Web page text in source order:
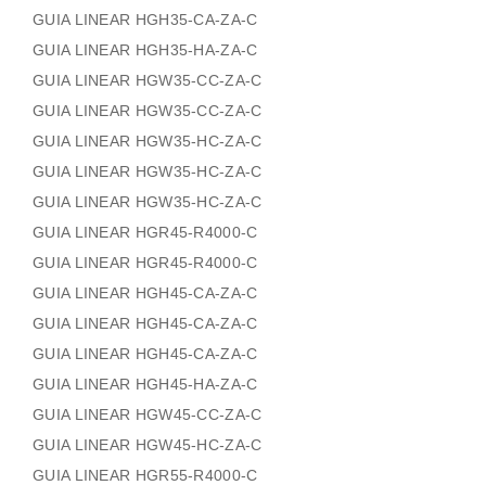
GUIA LINEAR HGH35-CA-ZA-C
GUIA LINEAR HGH35-HA-ZA-C
GUIA LINEAR HGW35-CC-ZA-C
GUIA LINEAR HGW35-CC-ZA-C
GUIA LINEAR HGW35-HC-ZA-C
GUIA LINEAR HGW35-HC-ZA-C
GUIA LINEAR HGW35-HC-ZA-C
GUIA LINEAR HGR45-R4000-C
GUIA LINEAR HGR45-R4000-C
GUIA LINEAR HGH45-CA-ZA-C
GUIA LINEAR HGH45-CA-ZA-C
GUIA LINEAR HGH45-CA-ZA-C
GUIA LINEAR HGH45-HA-ZA-C
GUIA LINEAR HGW45-CC-ZA-C
GUIA LINEAR HGW45-HC-ZA-C
GUIA LINEAR HGR55-R4000-C